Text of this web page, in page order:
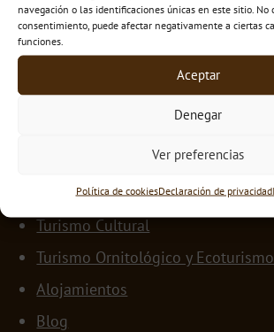
navegación o las identificaciones únicas en este sitio. No
consentimiento, puede afectar negativamente a ciertas
funciones.
Aceptar
Denegar
Ver preferencias
Política de cookiesDeclaración de privacidad
MENÚ
Centros Educativos
Turismo Cultural
Turismo Ornitológico y Ecoturismo
Alojamientos
Blog